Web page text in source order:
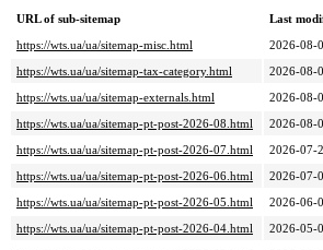
URL of sub-sitemap
Last
https://wts.ua/ua/sitemap-misc.html
2026-08-
https://wts.ua/ua/sitemap-tax-category.html
2026-08-
https://wts.ua/ua/sitemap-externals.html
2026-08-
https://wts.ua/ua/sitemap-pt-post-2026-08.html
2026-08-
https://wts.ua/ua/sitemap-pt-post-2026-07.html
2026-07-
https://wts.ua/ua/sitemap-pt-post-2026-06.html
2026-07-
https://wts.ua/ua/sitemap-pt-post-2026-05.html
2026-06-
https://wts.ua/ua/sitemap-pt-post-2026-04.html
2026-05-